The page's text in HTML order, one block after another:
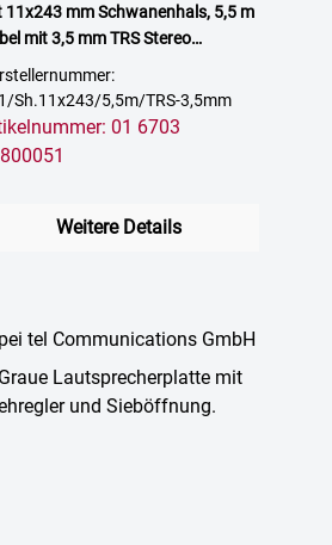
11x243 mm Schwanenhals, 5,5 m
mit 3,5 mm TRS Stereo
Sh.11x243/5,5m/TRS-3,5mm
01 6703
Weitere Details